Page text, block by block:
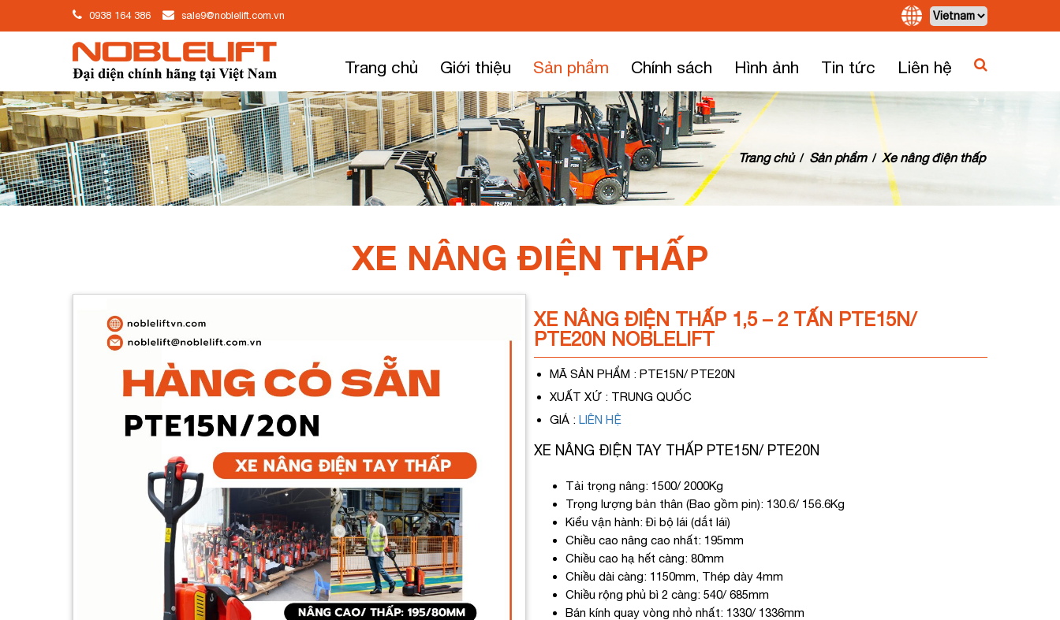
0938 164 386 sale9@noblelift.com.vn
Trang chủ Giới thiệu Sản phẩm Chính sách Hình ảnh Tin tức Liên hệ
Trang chủ / Sản phẩm / Xe nâng điện thấp
XE NÂNG ĐIỆN THẤP
XE NÂNG ĐIỆN THẤP 1,5 – 2 TẤN PTE15N/
PTE20N NOBLELIFT
MÃ SẢN PHẨM : PTE15N/ PTE20N
XUẤT XỨ : TRUNG QUỐC
GIÁ : LIÊN HỆ
XE NÂNG ĐIỆN TAY THẤP PTE15N/ PTE20N
Tải trọng nâng: 1500/ 2000Kg
Trọng lượng bản thân (Bao gồm pin): 130.6/ 156.6Kg
Kiểu vận hành: Đi bộ lái (dắt lái)
Chiều cao nâng cao nhất: 195mm
Chiều cao hạ hết càng: 80mm
Chiều dài càng: 1150mm, Thép dày 4mm
Chiều rộng phủ bì 2 càng: 540/ 685mm
Bán kính quay vòng nhỏ nhất: 1330/ 1336mm